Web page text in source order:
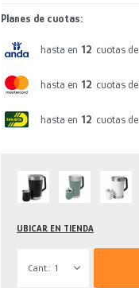
Planes de cuotas:
hasta en 12 cuotas de
hasta en 12 cuotas de
hasta en 12 cuotas de
UBICAR EN TIENDA
1